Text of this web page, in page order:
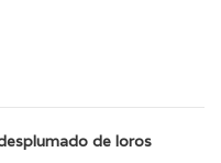
de loros